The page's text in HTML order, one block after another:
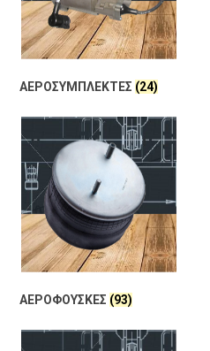
ΑΕΡΟΣΥΜΠΛΕΚΤΕΣ (24)
ΑΕΡΟΦΟΥΣΚΕΣ (93)